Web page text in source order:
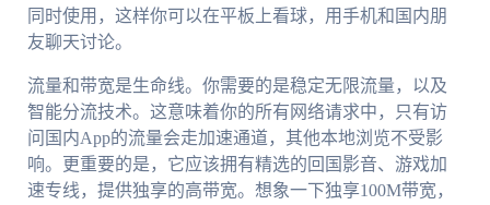
同时使用，这样你可以在平板上看球，用手机和国内朋
友聊天讨论。
流量和带宽是生命线。你需要的是稳定无限流量，以及
智能分流技术。这意味着你的所有网络请求中，只有访
问国内App的流量会走加速通道，其他本地浏览不受影
响。更重要的是，它应该拥有精选的回国影音、游戏加
速专线，提供独享的高带宽。想象一下独享100M带宽，